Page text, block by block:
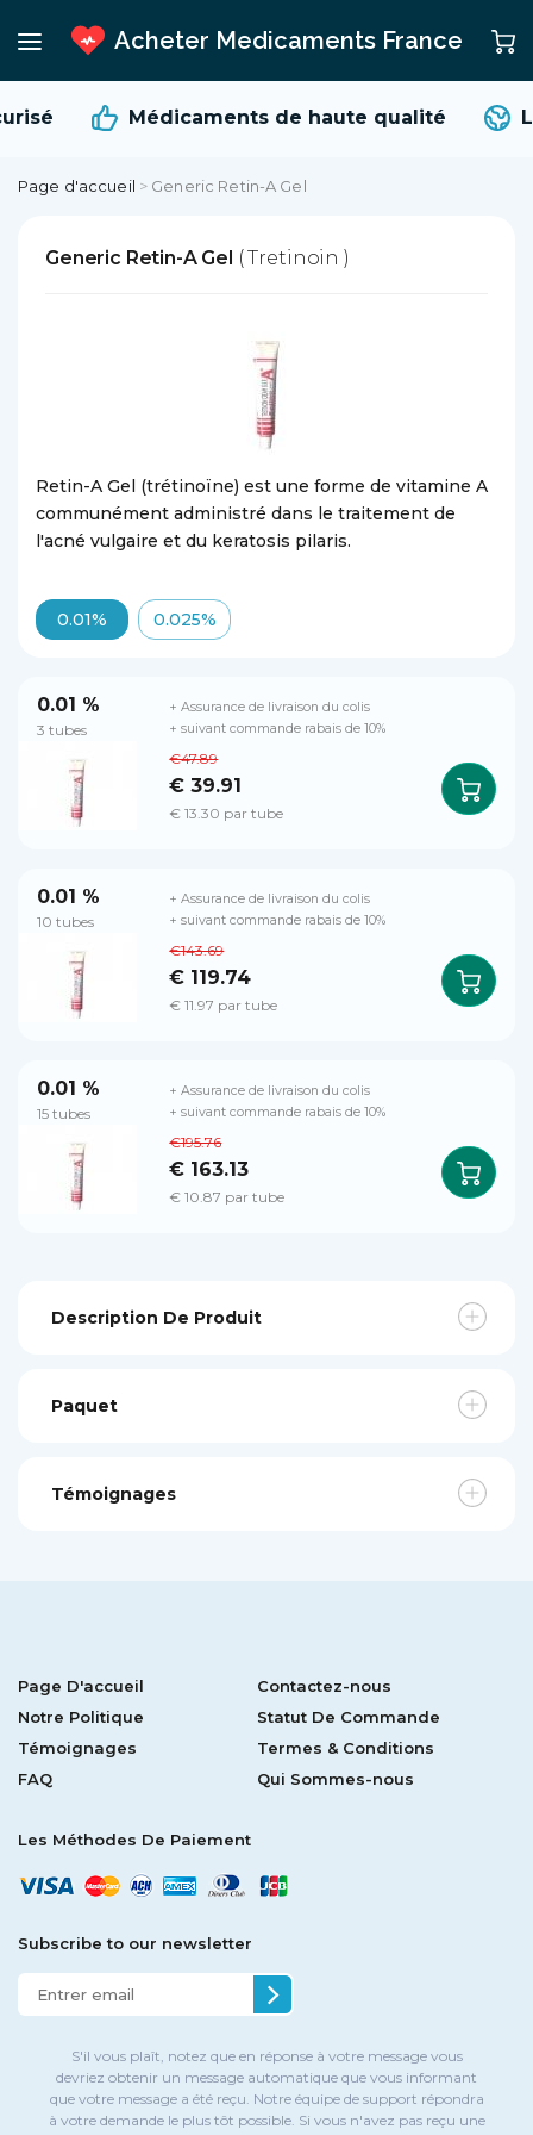
Acheter Medicaments France
Médicaments de haute qualité
Page d'accueil > Generic Retin-A Gel
Generic Retin-A Gel ( Tretinoin )
Retin-A Gel (trétinoïne) est une forme de vitamine A
communément administré dans le traitement de
l'acné vulgaire et du keratosis pilaris.
0.01% 0.025%
0.01 %
3 tubes
€47.89
€ 39.91
€ 13.30 par tube
+ Assurance de livraison du colis
+ suivant commande rabais de 10%
0.01 %
10 tubes
€143.69
€ 119.74
€ 11.97 par tube
+ Assurance de livraison du colis
+ suivant commande rabais de 10%
0.01 %
15 tubes
€195.76
€ 163.13
€ 10.87 par tube
+ Assurance de livraison du colis
+ suivant commande rabais de 10%
Description De Produit
Paquet
Témoignages
Page D'accueil
Contactez-nous
Notre Politique
Statut De Commande
Témoignages
Termes & Conditions
FAQ
Qui Sommes-nous
Les Méthodes De Paiement
Subscribe to our newsletter
S'il vous plaît, notez que en réponse à votre message vous
devriez obtenir un message automatique que vous informant
que votre message a été reçu. Notre équipe de support répondra
à votre demande le plus tôt possible. Si vous n'avez pas reçu une